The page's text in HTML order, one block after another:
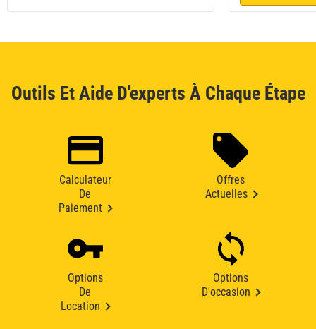
Outils Et Aide D'experts À Chaque Étape
Calculateur
De
Paiement
Offres
Actuelles
Options
De
Location
Options
D'occasion